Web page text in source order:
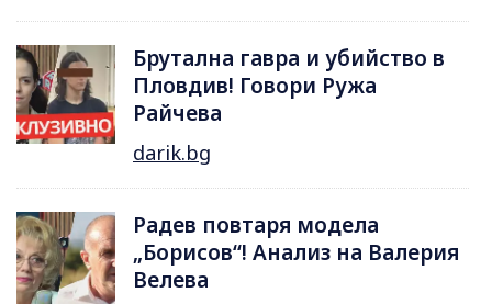
Брутална гавра и убийство в
Пловдив! Говори Ружа
Райчева
darik.bg
Радев повтаря модела
„Борисов“! Анализ на Валерия
Велева